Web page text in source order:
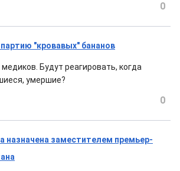
0
"кровавых" бананов
Будут реагировать, когда
умершие?
0
назначена заместителем премьер-